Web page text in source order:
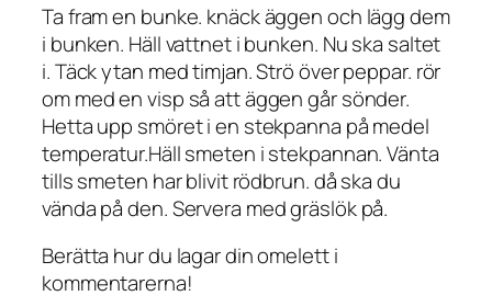
Ta fram en bunke. knäck äggen och lägg dem
i bunken. Häll vattnet i bunken. Nu ska saltet
i. Täck ytan med timjan. Strö över peppar. rör
om med en visp så att äggen går sönder.
Hetta upp smöret i en stekpanna på medel
temperatur.Häll smeten i stekpannan. Vänta
tills smeten har blivit rödbrun. då ska du
vända på den. Servera med gräslök på.
Berätta hur du lagar din omelett i
kommentarerna!